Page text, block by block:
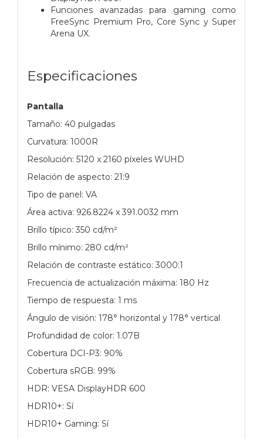
Funciones avanzadas para gaming como
FreeSync Premium Pro, Core Sync y Super
Arena UX.
Especificaciones
Pantalla
Tamaño: 40 pulgadas
Curvatura: 1000R
Resolución: 5120 x 2160 píxeles WUHD
Relación de aspecto: 21:9
Tipo de panel: VA
Área activa: 926.8224 x 391.0032 mm
Brillo típico: 350 cd/m²
Brillo mínimo: 280 cd/m²
Relación de contraste estático: 3000:1
Frecuencia de actualización máxima: 180 Hz
Tiempo de respuesta: 1 ms
Ángulo de visión: 178° horizontal y 178° vertical
Profundidad de color: 1.07B
Cobertura DCI-P3: 90%
Cobertura sRGB: 99%
HDR: VESA DisplayHDR 600
HDR10+: Sí
HDR10+ Gaming: Sí